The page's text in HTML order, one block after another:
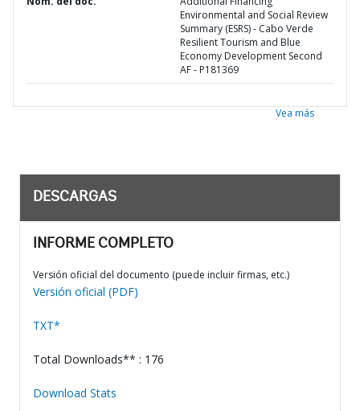
Environmental and Social Review
Summary (ESRS) - Cabo Verde
Resilient Tourism and Blue
Economy Development Second
AF - P181369
Vea más
DESCARGAS
INFORME COMPLETO
Versión oficial del documento (puede incluir firmas, etc.)
Versión oficial (PDF)
TXT*
Total Downloads** : 176
Download Stats